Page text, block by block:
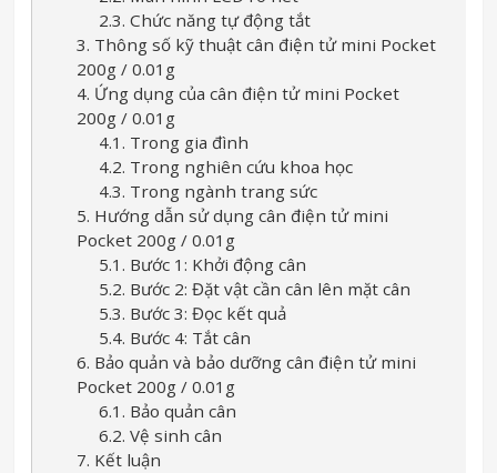
2.3. Chức năng tự động tắt
3. Thông số kỹ thuật cân điện tử mini Pocket
200g / 0.01g
4. Ứng dụng của cân điện tử mini Pocket
200g / 0.01g
4.1. Trong gia đình
4.2. Trong nghiên cứu khoa học
4.3. Trong ngành trang sức
5. Hướng dẫn sử dụng cân điện tử mini
Pocket 200g / 0.01g
5.1. Bước 1: Khởi động cân
5.2. Bước 2: Đặt vật cần cân lên mặt cân
5.3. Bước 3: Đọc kết quả
5.4. Bước 4: Tắt cân
6. Bảo quản và bảo dưỡng cân điện tử mini
Pocket 200g / 0.01g
6.1. Bảo quản cân
6.2. Vệ sinh cân
7. Kết luận